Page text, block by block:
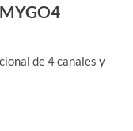
de 4 canales y